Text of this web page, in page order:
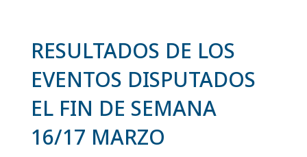
RESULTADOS DE LOS
EVENTOS DISPUTADOS
EL FIN DE SEMANA
16/17 MARZO